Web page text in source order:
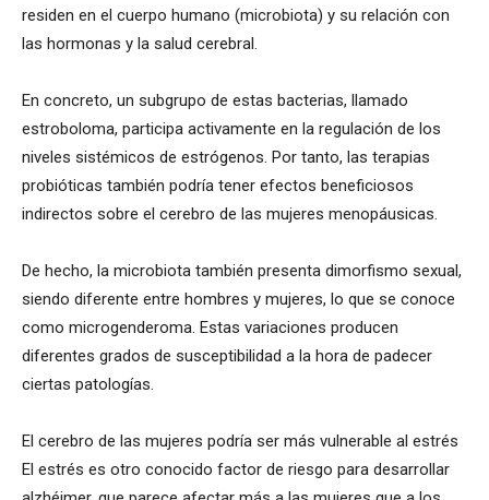
residen en el cuerpo humano (microbiota) y su relación con
las hormonas y la salud cerebral.
En concreto, un subgrupo de estas bacterias, llamado
estroboloma, participa activamente en la regulación de los
niveles sistémicos de estrógenos. Por tanto, las terapias
probióticas también podría tener efectos beneficiosos
indirectos sobre el cerebro de las mujeres menopáusicas.
De hecho, la microbiota también presenta dimorfismo sexual,
siendo diferente entre hombres y mujeres, lo que se conoce
como microgenderoma. Estas variaciones producen
diferentes grados de susceptibilidad a la hora de padecer
ciertas patologías.
El cerebro de las mujeres podría ser más vulnerable al estrés
El estrés es otro conocido factor de riesgo para desarrollar